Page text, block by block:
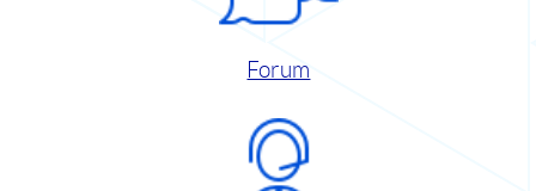
Forum